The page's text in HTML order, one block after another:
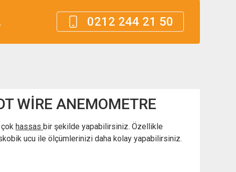
0212 244 21 50
WİRE ANEMOMETRE
çok hassas bir şekilde yapabilirsiniz. Özellikle
ucu ile ölçümlerinizi daha kolay yapabilirsiniz.